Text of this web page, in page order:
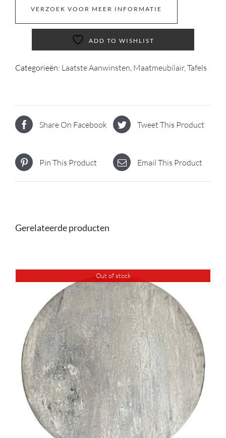
VERZOEK VOOR MEER INFORMATIE
ADD TO WISHLIST
Categorieën: Laatste Aanwinsten, Maatmeubilair,Tafels
Share On Facebook Tweet This Product
Pin This Product Email This Product
Gerelateerde producten
Out of stock